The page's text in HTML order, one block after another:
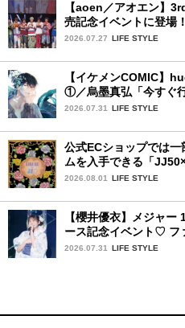
【aoen／アオエン】
売記念イベントに登場
新たなハジマリになる
2026.07.27 LIFE STYLE
【イケメンCOMIC】
①／烏墨真弘「今すぐ
スド！」
2026.07.31 LIFE STYLE
公式ECショップでは
ムを入手できる「
広島で開催決定
2026.08.01 LIFE STYLE
【櫻井優衣】メジャ
ース記念イベント♡ フ
2026.07.31 LIFE STYLE